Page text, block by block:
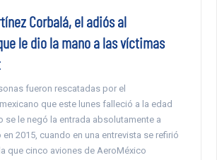
Corbalá, el adiós al
le dio la mano a las víctimas
fueron rescatadas por el
que este lunes falleció a la edad
se le negó la entrada absolutamente a
en 2015, cuando en una entrevista se refirió
que cinco aviones de AeroMéxico